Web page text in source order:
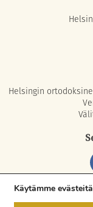
Helsingin
Copyright © 2026
Käytämme